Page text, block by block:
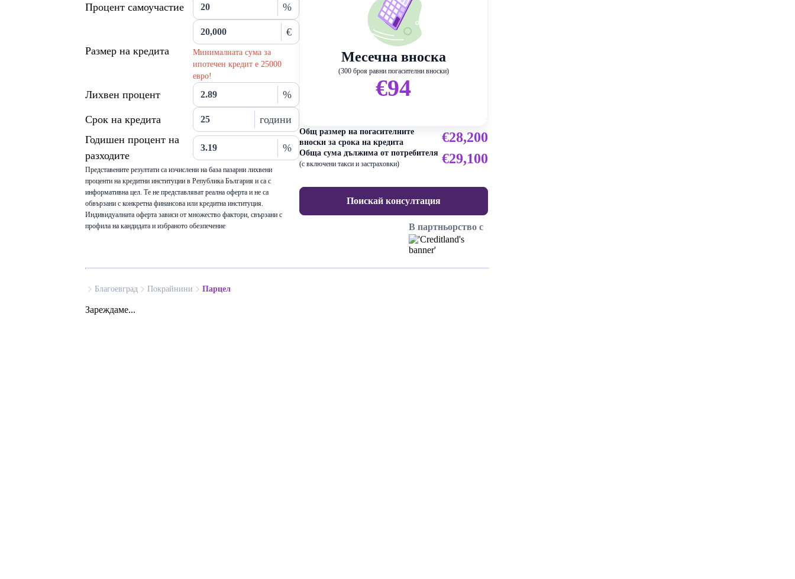
Процент самоучастие %
Размер на кредита
€
Минималната сума за
ипотечен кредит е 25000
евро!
Лихвен процент %
Срок на кредита
години
Годишен процент на
разходите
%
Представените резултати са изчислени на база пазарни лихвени
проценти на кредитни институции в Република България и са с
информативна цел. Те не представляват реална оферта и не са
обвързани с конкретна финансова или кредитна институция.
Индивидуалната оферта зависи от множество фактори, свързани с
профила на кандидата и избраното обезпечение
Месечна вноска
(300 броя равни погасителни вноски)
€94
Общ размер на погасителните
вноски за срока на кредита
€28,200
Обща сума дължима от потребителя
(с включени такси и застраховки) €29,100
Поискай консултация
В партньорство с
Благоевград Покрайнини Парцел
Зареждаме...